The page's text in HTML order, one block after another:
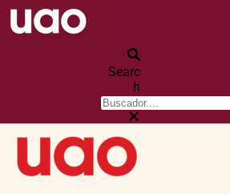
Searc
h